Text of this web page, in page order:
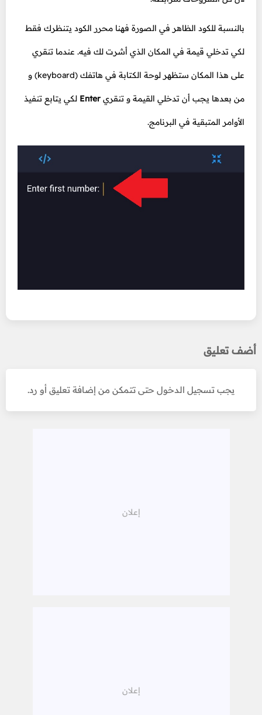
بالنسبة للكود الظاهر في الصورة فهنا محرر الكود يتنظرك فقط
لكي تدخلي قيمة في المكان الذي أشرت لك فيه. عندما تنقري
على هذا المكان ستظهر لوحة الكتابة في هاتفك (keyboard) و
من بعدها يجب أن تدخلي القيمة و تنقري Enter لكي يتابع تنفيذ
الأوامر المتبقية في البرنامج.
أضف تعليق
يجب تسجيل الدخول حتى تتمكن من إضافة تعليق أو رد.